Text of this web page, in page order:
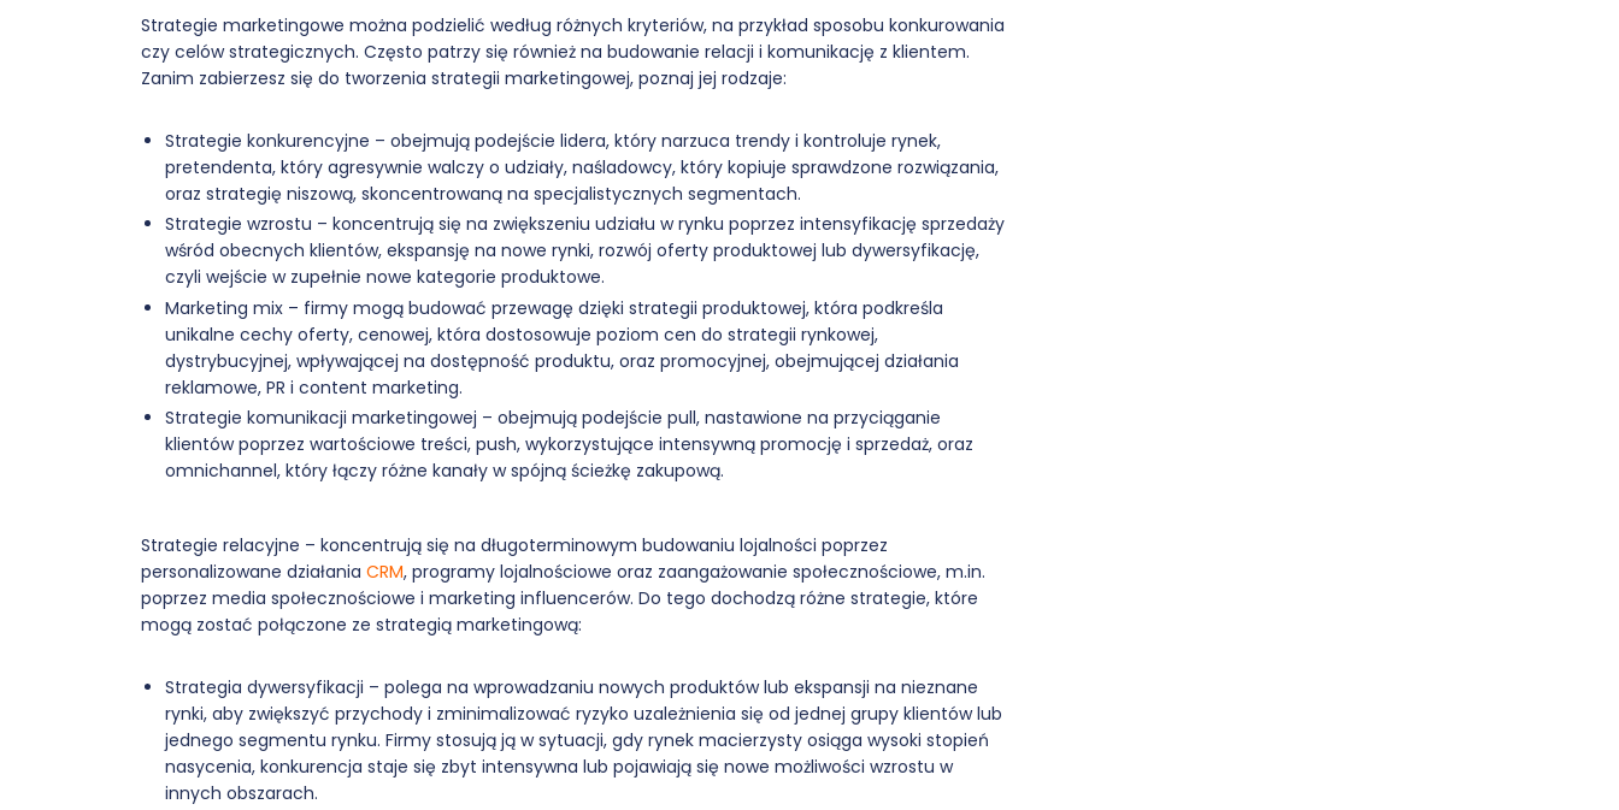
Strategie marketingowe można podzielić według różnych kryteriów, na przykład sposobu konkurowania
czy celów strategicznych. Często patrzy się również na budowanie relacji i komunikację z klientem.
Zanim zabierzesz się do tworzenia strategii marketingowej, poznaj jej rodzaje:
Strategie konkurencyjne – obejmują podejście lidera, który narzuca trendy i kontroluje rynek,
pretendenta, który agresywnie walczy o udziały, naśladowcy, który kopiuje sprawdzone rozwiązania,
oraz strategię niszową, skoncentrowaną na specjalistycznych segmentach.
Strategie wzrostu – koncentrują się na zwiększeniu udziału w rynku poprzez intensyfikację sprzedaży
wśród obecnych klientów, ekspansję na nowe rynki, rozwój oferty produktowej lub dywersyfikację,
czyli wejście w zupełnie nowe kategorie produktowe.
Marketing mix – firmy mogą budować przewagę dzięki strategii produktowej, która podkreśla
unikalne cechy oferty, cenowej, która dostosowuje poziom cen do strategii rynkowej,
dystrybucyjnej, wpływającej na dostępność produktu, oraz promocyjnej, obejmującej działania
reklamowe, PR i content marketing.
Strategie komunikacji marketingowej – obejmują podejście pull, nastawione na przyciąganie
klientów poprzez wartościowe treści, push, wykorzystujące intensywną promocję i sprzedaż, oraz
omnichannel, który łączy różne kanały w spójną ścieżkę zakupową.
Strategie relacyjne – koncentrują się na długoterminowym budowaniu lojalności poprzez
personalizowane działania CRM, programy lojalnościowe oraz zaangażowanie społecznościowe, m.in.
poprzez media społecznościowe i marketing influencerów. Do tego dochodzą różne strategie, które
mogą zostać połączone ze strategią marketingową:
Strategia dywersyfikacji – polega na wprowadzaniu nowych produktów lub ekspansji na nieznane
rynki, aby zwiększyć przychody i zminimalizować ryzyko uzależnienia się od jednej grupy klientów lub
jednego segmentu rynku. Firmy stosują ją w sytuacji, gdy rynek macierzysty osiąga wysoki stopień
nasycenia, konkurencja staje się zbyt intensywna lub pojawiają się nowe możliwości wzrostu w
innych obszarach.